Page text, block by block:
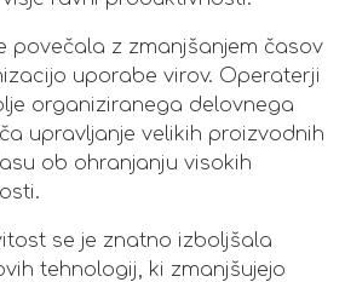
povečala z zmanjšanjem časov
uporabe virov. Operaterji
organiziranega delovnega
upravljanje velikih proizvodnih
ob ohranjanju visokih
se je znatno izboljšala
tehnologij, ki zmanjšujejo